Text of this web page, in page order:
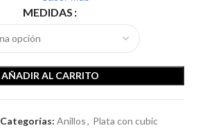
MEDIDAS
AÑADIR AL CARRITO
Categorías: Anillos, Plata con cubic